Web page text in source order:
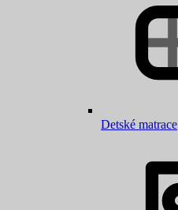
Detské matrace